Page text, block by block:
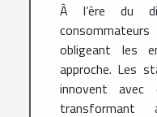
À l’ère du
obligeant les
approche. Les
innovent avec